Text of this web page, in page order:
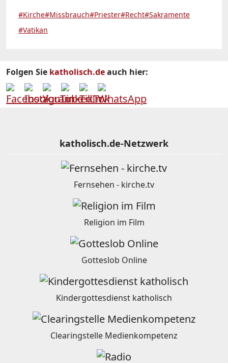
#Kirche#Missbrauch#Priester#Recht#Sakramente
#Vatikan
Folgen Sie katholisch.deauch hier:
katholisch.de-Netzwerk
Fernsehen - kirche.tv
Religion im Film
Gotteslob Online
Kindergottesdienst katholisch
Clearingstelle Medienkompetenz